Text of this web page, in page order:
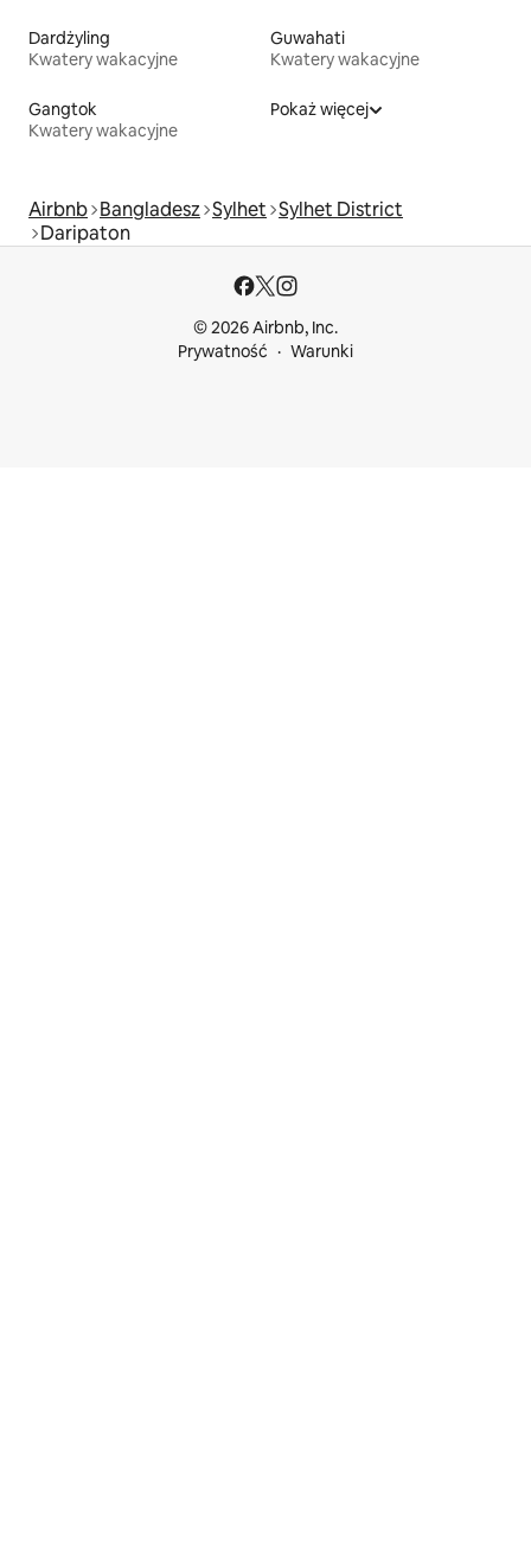
Dardżyling
Kwatery wakacyjne
Guwahati
Kwatery wakacyjne
Gangtok
Kwatery wakacyjne
Pokaż więcej
Airbnb Bangladesz Sylhet Sylhet District
Daripaton
© 2026 Airbnb, Inc.
Prywatność
Warunki